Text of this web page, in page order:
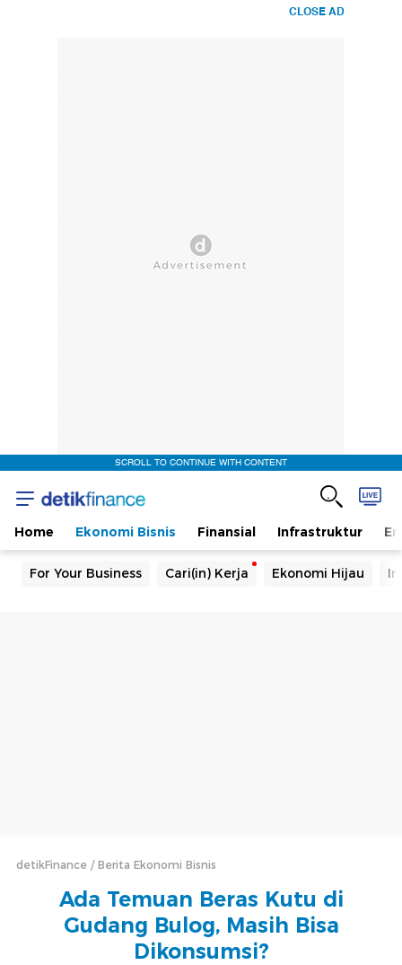
CLOSE AD
SCROLL TO CONTINUE WITH CONTENT
Home Ekonomi Bisnis Finansial Infrastruktur
For Your Business Cari(in) Kerja Ekonomi Hijau
detikFinance Berita Ekonomi Bisnis
Ada Temuan Beras Kutu di
Gudang Bulog, Masih Bisa
Dikonsumsi?